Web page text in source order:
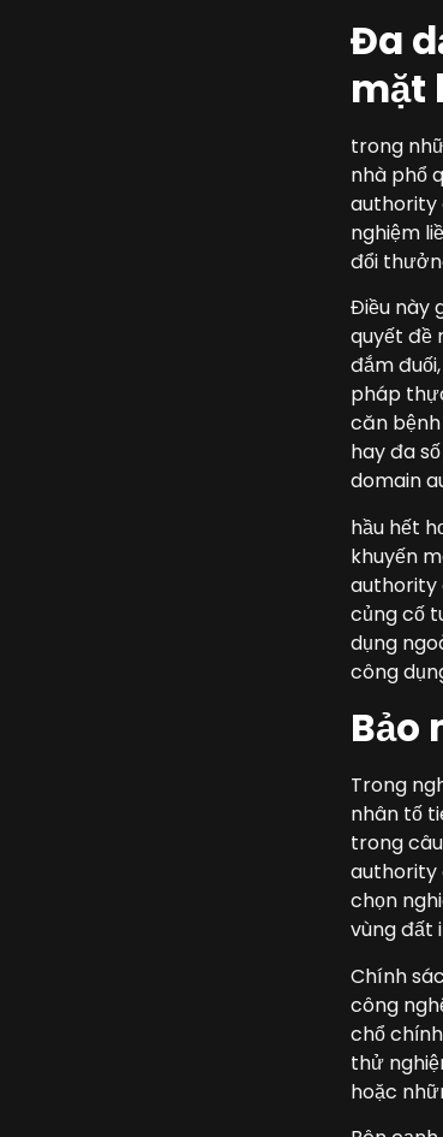
Đa
mặt
trong
nhà phổ
authority
nghiệm
đổi
Điều này
quyết đề
đắm
pháp
căn
hay đa
domain
hầu hết
khuyến
authority
củng cố
dụng
công
Bảo
Trong
nhân tố
trong
authority
chọn
vùng đất
Chính
công
chổ
thử
hoặc